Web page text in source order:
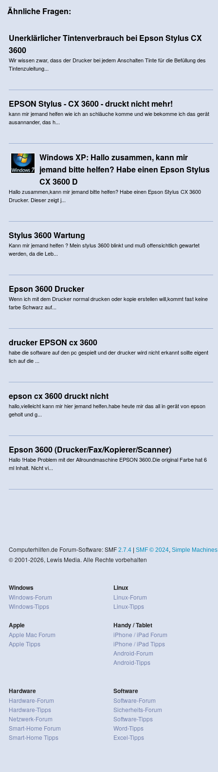
Ähnliche Fragen:
Unerklärlicher Tintenverbrauch bei Epson Stylus CX
3600
Wir wissen zwar, dass der Drucker bei jedem Anschalten Tinte für die Befüllung des
Tintenzuleitung...
EPSON Stylus - CX 3600 - druckt nicht mehr!
kann mir jemand helfen wie ich an schläuche komme und wie bekomme ich das gerät
ausannander, das h...
Windows XP: Hallo zusammen, kann mir
jemand bitte helfen? Habe einen Epson Stylus
CX 3600 D
Hallo zusammen,kann mir jemand bitte helfen? Habe einen Epson Stylus CX 3600
Drucker. Dieser zeigt j...
Stylus 3600 Wartung
Kann mir jemand helfen ? Mein stylus 3600 blinkt und muß offensichtlich gewartet
werden, da die Leb...
Epson 3600 Drucker
Wenn ich mit dem Drucker normal drucken oder kopie erstellen will,kommt fast keine
farbe Schwarz auf...
drucker EPSON cx 3600
habe die software auf den pc gespielt und der drucker wird nicht erkannt sollte eigent
lich auf die ...
epson cx 3600 druckt nicht
hallo,vielleicht kann mir hier jemand helfen.habe heute mir das all in gerät von epson
geholt und g...
Epson 3600 (Drucker/Fax/Kopierer/Scanner)
Hallo !Habe Problem mit der Allroundmaschine EPSON 3600.Die original Farbe hat 6
ml Inhalt. Nicht vi...
Computerhilfen.de Forum-Software: SMF 2.7.4| SMF © 2024, Simple Machines
© 2001-2026, Lewis Media. Alle Rechte vorbehalten
Windows
Windows-Forum
Windows-Tipps
Apple
Apple Mac Forum
Apple Tipps
Linux
Linux-Forum
Linux-Tipps
Handy / Tablet
iPhone / iPad Forum
iPhone / iPad Tipps
Android-Forum
Android-Tipps
Hardware
Hardware-Forum
Hardware-Tipps
Netzwerk-Forum
Smart-Home Forum
Smart-Home Tipps
Software
Software-Forum
Sicherheits-Forum
Software-Tipps
Word-Tipps
Excel-Tipps